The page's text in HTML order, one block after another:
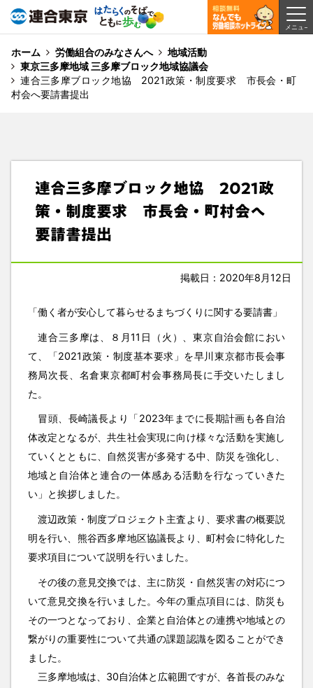
ホーム 労働組合のみなさんへ
地域活動
東京三多摩地域 三多摩ブロック地域協議会
連合三多摩ブロック地協 2021政策・制度要求 市長会・町
村会へ要請書提出
連合三多摩ブロック地協 2021政
策・制度要求 市長会・町村会へ
要請書提出
掲載日：2020年8月12日
「働く者が安心して暮らせるまちづくりに関する要請書」
連合三多摩は、８月11日（火）、東京自治会館におい
て、「2021政策・制度基本要求」を早川東京都市長会事
務局次長、名倉東京都町村会事務局長に手交いたしまし
た。
冒頭、長崎議長より「2023年までに長期計画も各自治
体改定となるが、共生社会実現に向け様々な活動を実施し
ていくとともに、自然災害が多発する中、防災を強化し、
地域と自治体と連合の一体感ある活動を行なっていきた
い」と挨拶しました。
渡辺政策・制度プロジェクト主査より、要求書の概要説
明を行い、熊谷西多摩地区協議長より、町村会に特化した
要求項目について説明を行いました。
その後の意見交換では、主に防災・自然災害の対応につ
いて意見交換を行いました。今年の重点項目には、防災も
その一つとなっており、企業と自治体との連携や地域との
繋がりの重要性について共通の課題認識を図ることができ
ました。
三多摩地域は、30自治体と広範囲ですが、各首長のみな